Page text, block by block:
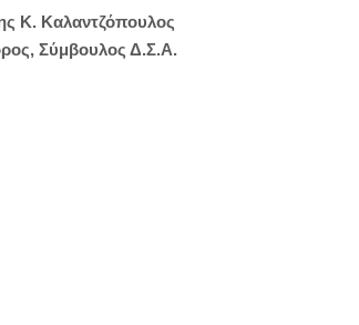
Κ. Καλαντζόπουλος
Σύμβουλος Δ.Σ.Α.